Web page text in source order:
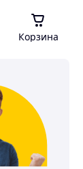
Корзина